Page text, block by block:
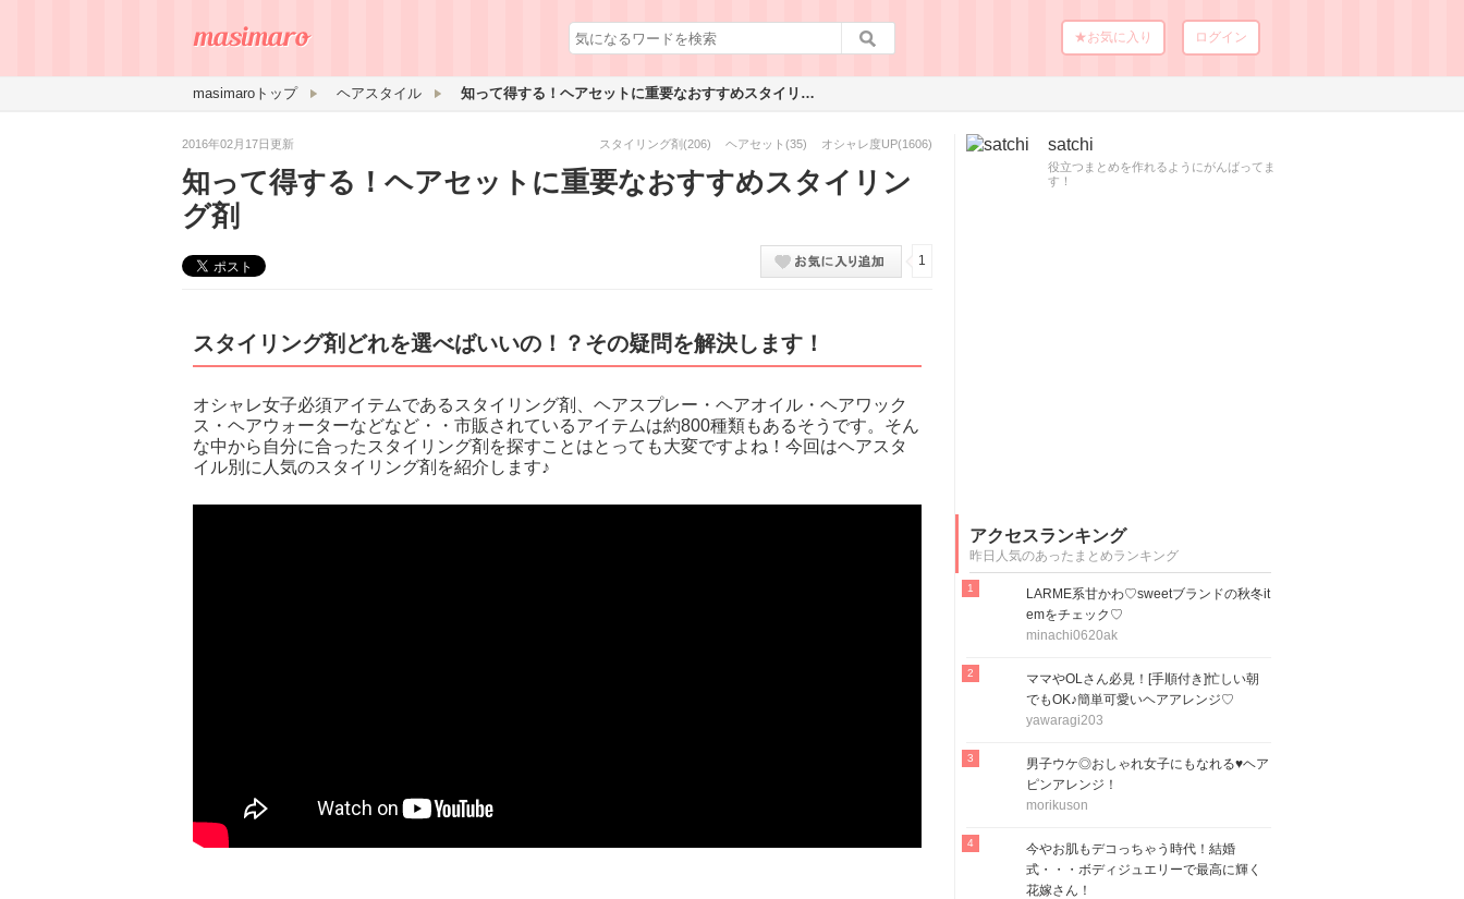
★お気に入り ログイン
masimaroトップ ヘアスタイル 知って得する！ヘアセットに重要なおすすめスタイリング剤
2016年02月17日更新 スタイリング剤(206) ヘアセット (35) オシャレ度UP(1606)
知って得する！ヘアセットに重要なおすすめスタイリン
グ剤
1
スタイリング剤どれを選べばいいの！？その疑問を解決します！
オシャレ女子必須アイテムであるスタイリング剤、ヘアスプレー・ヘアオイル・ヘアワック
ス・ヘアウォーターなどなど・・市販されているアイテムは約800種類もあるそうです。そん
な中から自分に合ったスタイリング剤を探すことはとっても大変ですよね！今回はヘアスタ
イル別に人気のスタイリング剤を紹介します♪
satchi
役立つまとめを作れるようにがんばってま
す！
アクセスランキング
昨日人気のあったまとめランキング
LARME系甘かわ♡sweetブランドの秋冬it
emをチェック♡
minachi0620ak
ママやOLさん必見！[手順付き]忙しい朝
でもOK♪簡単可愛いヘアアレンジ♡
yawaragi203
男子ウケ◎おしゃれ女子にもなれる♥ヘア
ピンアレンジ！
morikuson
今やお肌もデコっちゃう時代！結婚
式・・・ボディジュエリーで最高に輝く
花嫁さん！